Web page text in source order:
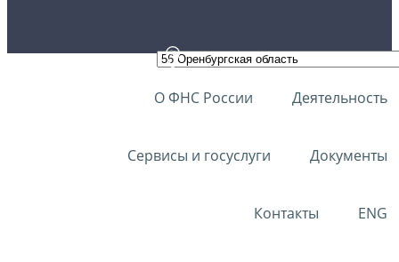
О ФНС России Деятельность
Сервисы и госуслуги Документы
Контакты ENG